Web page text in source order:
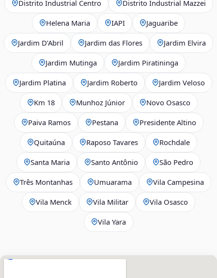
Distrito Industrial Centro Distrito Industrial Mazzei
Helena Maria IAPI Jaguaribe
Jardim D’Abril Jardim das Flores Jardim Elvira
Jardim Mutinga Jardim Piratininga
Jardim Platina Jardim Roberto Jardim Veloso
Km 18 Munhoz Júnior Novo Osasco
Paiva Ramos Pestana Presidente Altino
Quitaúna Raposo Tavares Rochdale
Santa Maria Santo Antônio São Pedro
Três Montanhas Umuarama Vila Campesina
Vila Menck Vila Militar Vila Osasco
Vila Yara